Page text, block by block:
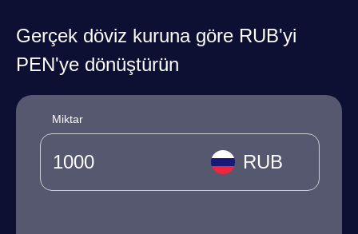
Gerçek döviz kuruna göre RUB'yi
PEN'ye dönüştürün
Miktar
RUB